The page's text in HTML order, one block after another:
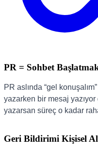
PR = Sohbet
PR aslında “gel
yazarken bir mesaj
yazarsan süreç o kadar
Geri Bildirimi Kişisel